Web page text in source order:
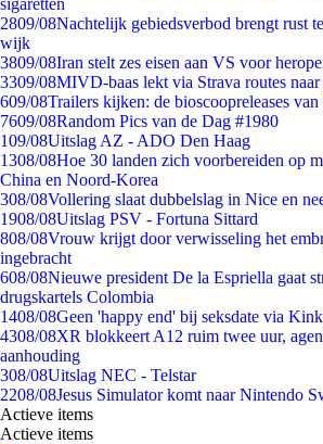
sigaretten
2809/08Nachtelijk gebiedsverbod brengt rust
wijk
3809/08Iran stelt zes eisen aan VS voor
3309/08MIVD-baas lekt via Strava routes naar
609/08Trailers kijken: de bioscoopreleases
7609/08Random Pics van de Dag #1980
109/08Uitslag AZ - ADO Den Haag
1308/08Hoe 30 landen zich voorbereiden op
China en Noord-Korea
308/08Vollering slaat dubbelslag in Nice en
1908/08Uitslag PSV - Fortuna Sittard
808/08Vrouw krijgt door verwisseling het
ingebracht
608/08Nieuwe president De la Espriella gaat
drugskartels Colombia
1408/08Geen 'happy end' bij seksdate via
4308/08XR blokkeert A12 ruim twee uur,
aanhouding
308/08Uitslag NEC - Telstar
2208/08Jesus Simulator komt naar Nintendo
Actieve items
Actieve items